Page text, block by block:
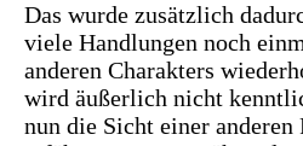
Das wurde zusätzlich
viele Handlungen noch
anderen Charakters
wird äußerlich nicht
nun die Sicht einer